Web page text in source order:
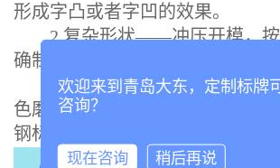
形成字凸或者字凹的效果。
2.复杂形状——冲压开模，按
确制作模具，然后电铸成型，厚度
3.组合型标牌——底部是不锈
色磨砂效果，表面是镍片标牌和
钢标牌组合而成。
欢迎来到青岛大东，定制标牌
咨询？
现在咨询 稍后再说